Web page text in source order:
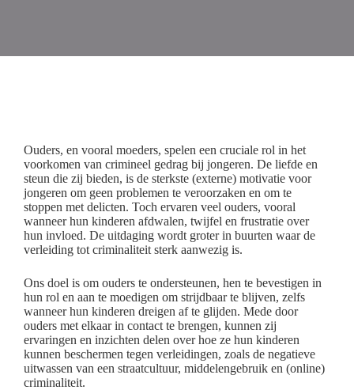
Ouders, en vooral moeders, spelen een cruciale rol in het
voorkomen van crimineel gedrag bij jongeren. De liefde en
steun die zij bieden, is de sterkste (externe) motivatie voor
jongeren om geen problemen te veroorzaken en om te
stoppen met delicten. Toch ervaren veel ouders, vooral
wanneer hun kinderen afdwalen, twijfel en frustratie over
hun invloed. De uitdaging wordt groter in buurten waar de
verleiding tot criminaliteit sterk aanwezig is.
Ons doel is om ouders te ondersteunen, hen te bevestigen in
hun rol en aan te moedigen om strijdbaar te blijven, zelfs
wanneer hun kinderen dreigen af te glijden. Mede door
ouders met elkaar in contact te brengen, kunnen zij
ervaringen en inzichten delen over hoe ze hun kinderen
kunnen beschermen tegen verleidingen, zoals de negatieve
uitwassen van een straatcultuur, middelengebruik en (online)
criminaliteit.